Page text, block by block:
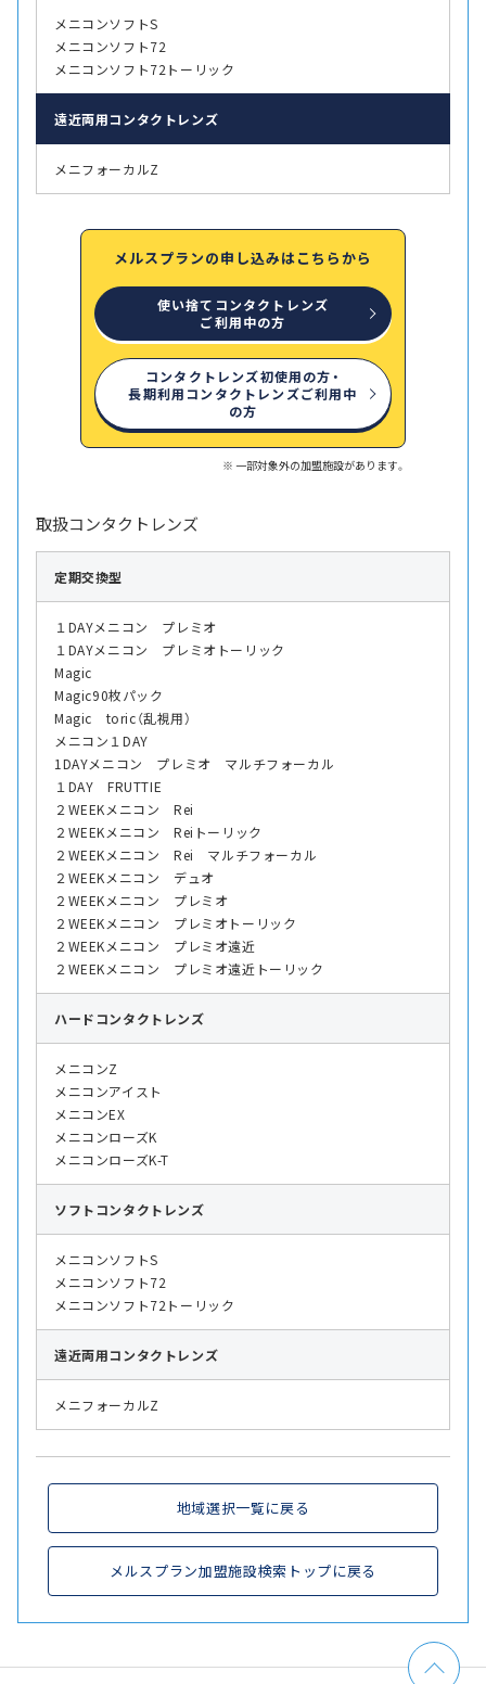
メニコンソフトS
メニコンソフト72
メニコンソフト72トーリック
遠近両用コンタクトレンズ
メニフォーカルZ
メルスプランの申し込みはこちらから
使い捨てコンタクトレンズ
ご利用中の方
コンタクトレンズ初使用の方・
長期利用コンタクトレンズご利用中
の方
一部対象外の加盟施設があります。
取扱コンタクトレンズ
定期交換型
１DAYメニコン プレミオ
１DAYメニコン プレミオトーリック
Magic
Magic90枚パック
Magic toric（乱視用）
メニコン１DAY
1DAYメニコン プレミオ マルチフォーカル
１DAY FRUTTIE
２WEEKメニコン Rei
２WEEKメニコン Reiトーリック
２WEEKメニコン Rei マルチフォーカル
２WEEKメニコン デュオ
２WEEKメニコン プレミオ
２WEEKメニコン プレミオトーリック
２WEEKメニコン プレミオ遠近
２WEEKメニコン プレミオ遠近トーリック
ハード コンタクトレンズ
メニコンZ
メニコンアイスト
メニコンEX
メニコンローズK
メニコンローズK-T
ソフト コンタクトレンズ
メニコンソフトS
メニコンソフト72
メニコンソフト72トーリック
遠近両用コンタクトレンズ
メニフォーカルZ
地域選択一覧に戻る
メルスプラン加盟施設検索トップに戻る